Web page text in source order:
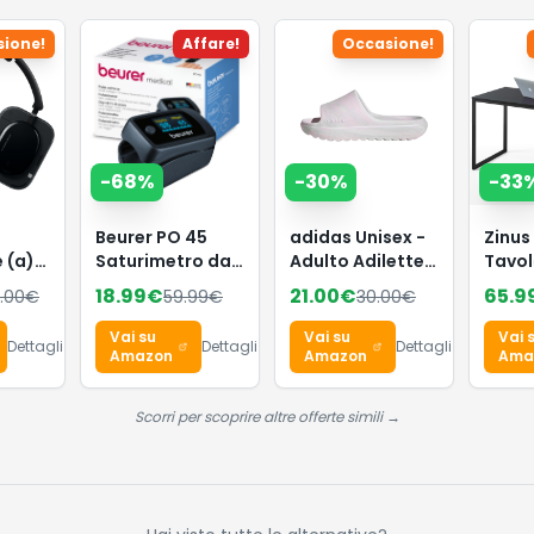
(a)
a
€
Dettagli
Affare!
-68%
Beurer PO 45
Saturimetro da
dito
Professionale
Certificato,
Monitoraggio
della
Ossigeno,
Pulsossimetro
18.99€59.99€
Vai su
Amazon
Dettagli
Occasione!
-30%
adidas Unisex -
Adulto Adilette
Lumia Slides
Sandal, Distilled
Pink/crystal
white/dash grey,
40.5 EU
21.00€30.00€
Vai su
Amazon
Dettagli
-33
160 x
-
Vai
Scorri per scoprire altre offerte simili →